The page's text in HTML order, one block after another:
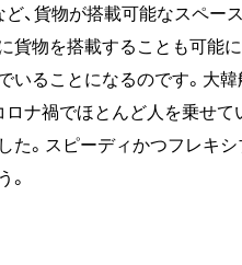
ど、貨物が搭載可能なスペー
貨物を搭載することも可能に
いることになるのです。大
ロナ禍でほとんど人を乗せ
た。スピーディかつフレキ
。